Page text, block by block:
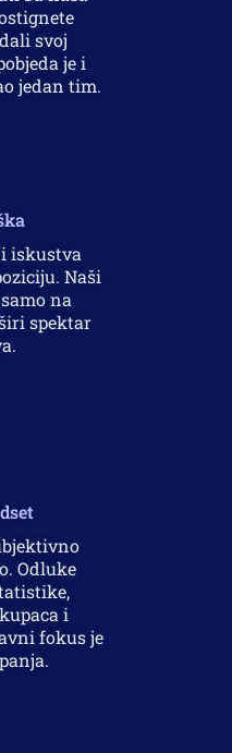
svoj
je i
jedan tim.
iskustva
Naši
na
spektar
Odluke
i
fokus je